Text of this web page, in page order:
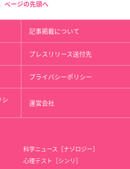
ページの先頭へ
記事掲載について
プレスリリース送付先
プライバシーポリシー
シ 運営会社
科学ニュース［ナゾロジー］
心理テスト［シンリ］